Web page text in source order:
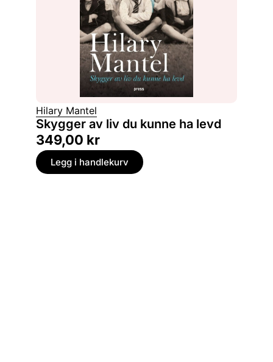
Hilary Mantel
Skygger av liv du kunne ha levd
349,00 kr
Legg i handlekurv